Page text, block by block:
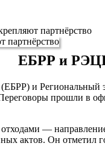
партнёрство
ЕБРР и
и
прошли в
—
актов. Он